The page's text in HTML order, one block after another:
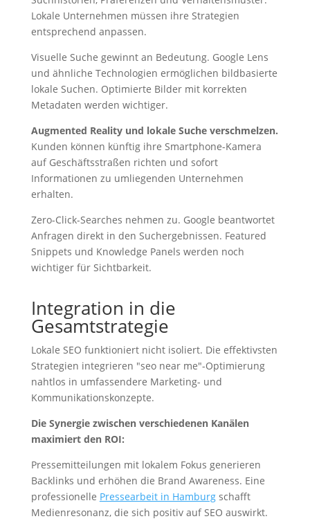
Lokale Unternehmen müssen ihre Strategien
entsprechend anpassen.
Visuelle Suche gewinnt an Bedeutung. Google Lens
und ähnliche Technologien ermöglichen bildbasierte
lokale Suchen. Optimierte Bilder mit korrekten
Metadaten werden wichtiger.
Augmented Reality und lokale Suche verschmelzen.
Kunden können künftig ihre Smartphone-Kamera
auf Geschäftsstraßen richten und sofort
Informationen zu umliegenden Unternehmen
erhalten.
Zero-Click-Searches nehmen zu. Google beantwortet
Anfragen direkt in den Suchergebnissen. Featured
Snippets und Knowledge Panels werden noch
wichtiger für Sichtbarkeit.
Integration in die
Gesamtstrategie
Lokale SEO funktioniert nicht isoliert. Die effektivsten
Strategien integrieren "seo near me"-Optimierung
nahtlos in umfassendere Marketing- und
Kommunikationskonzepte.
Die Synergie zwischen verschiedenen Kanälen
maximiert den ROI:
Pressemitteilungen mit lokalem Fokus generieren
Backlinks und erhöhen die Brand Awareness. Eine
professionelle Pressearbeit in Hamburgschafft
Medienresonanz, die sich positiv auf SEO auswirkt.